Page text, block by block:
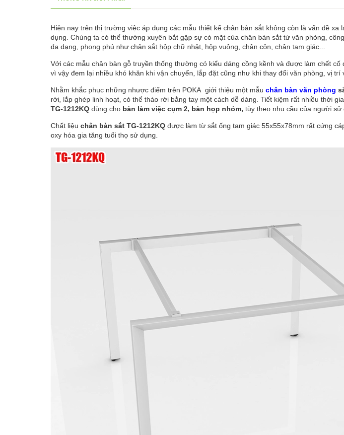
Hiện nay trên thị trường việc áp dụng các mẫu thiết kế chân bàn sắt không còn là vấn đề
dụng. Chúng ta có thể thường xuyên bắt gặp sự có mặt của chân bàn sắt từ văn phòng,
đa dạng, phong phú như chân sắt hộp chữ nhật, hộp vuông, chân côn, chân tam giác...
Với các mẫu chân bàn gỗ truyền thống thường có kiểu dáng cồng kềnh và được làm chết
vì vậy đem lại nhiều khó khăn khi vận chuyển, lắp đặt cũng như khi thay đổi văn phòng, vị trí
Nhằm khắc phục những nhược điểm trên POKA giới thiệu một mẫu chân bàn văn phòng
rời, lắp ghép linh hoạt, có thể tháo rời bằng tay một cách dễ dàng. Tiết kiệm rất nhiều thời
TG-1212KQ dùng cho bàn làm việc cụm 2, bàn họp nhóm, tùy theo nhu cầu của người sử
Chất liệu chân bàn sắt TG-1212KQ được làm từ sắt ống tam giác 55x55x78mm rất cứng
oxy hóa gia tăng tuổi thọ sử dụng.